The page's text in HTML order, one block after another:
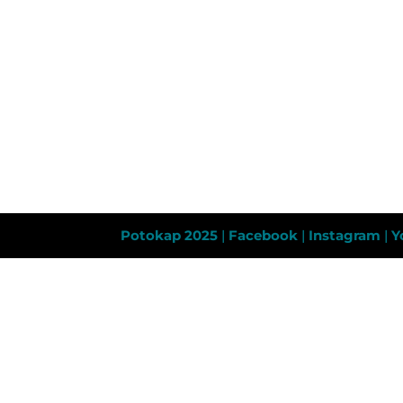
Potokap 2025 | Facebook | Instagram |